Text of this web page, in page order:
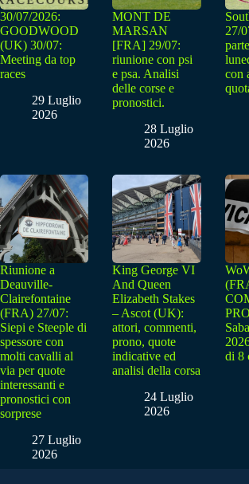
30/07/2026:
GOODWOOD
(UK) 30/07:
Meeting da top
races
29 Luglio
2026
MONT DE
MARSAN
[FRA] 29/07:
riunione con psi
e psa. Analisi
delle corse e
pronostici.
28 Luglio
2026
27/
con
Riunione a
Deauville-
Clairefontaine
(FRA) 27/07:
Siepi e Steeple di
spessore con
molti cavalli al
via per quote
interessanti e
pronostici con
sorprese
27 Luglio
2026
King George VI
And Queen
Elizabeth Stakes
– Ascot (UK):
attori, commenti,
prono, quote
indicative ed
analisi della corsa
24 Luglio
2026
di 8